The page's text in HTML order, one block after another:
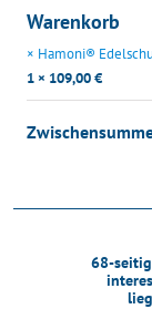
Warenkorb
× Hamoni®
1 × 109,00€
68-